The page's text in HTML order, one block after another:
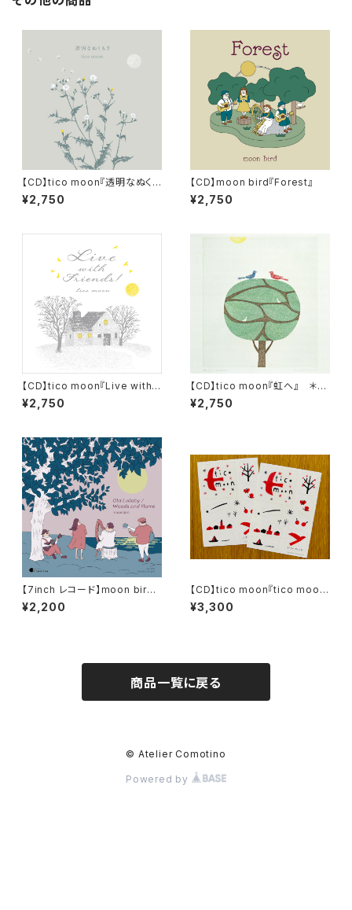
【CD】tico moon『透明なぬくも
り』 ＊特典：スペシャルリーフ
レット
¥2,750
【CD】moon bird『Forest』
¥2,750
【CD】tico moon『Live with F
riends !』
¥2,750
【CD】tico moon『虹へ』 ＊特
典：サイン入りレーベルロゴステ
ッカー付き！
¥2,750
【7inch レコード】moon bird
『Old Lullaby / Woods and
Flame』＊特典：ハイレゾ音源デ
¥2,200
【CD】tico moon『tico moo
n』＋matsue maikoマルチシ
ール(A6サイズ)2枚セット【限定1
¥3,300
商品一覧に戻る
© Atelier Comotino
Powered by